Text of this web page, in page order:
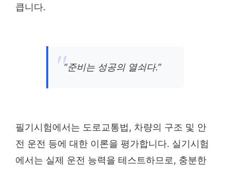
큽니다.
“준비는 성공의 열쇠다.”
필기시험에서는 도로교통법, 차량의 구조 및 안
전 운전 등에 대한 이론을 평가합니다. 실기시험
에서는 실제 운전 능력을 테스트하므로, 충분한